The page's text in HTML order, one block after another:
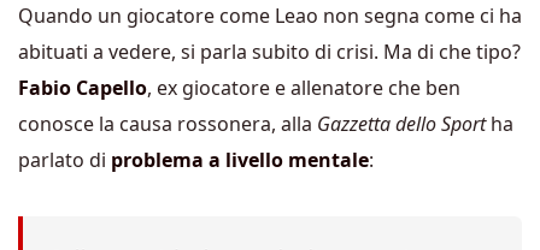
Quando un giocatore come Leao non segna come ci ha
abituati a vedere, si parla subito di crisi. Ma di che tipo?
Fabio Capello, ex giocatore e allenatore che ben
conosce la causa rossonera, alla Gazzetta dello Sportha
parlato di problema a livello mentale: